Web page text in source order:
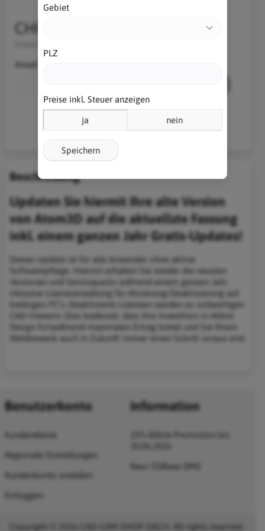
CHF 299.11
Anzahl
Beschreibung
Updaten Sie hiermit Ihre alte Version
von Atom3D auf die aktuellste Fassung
inkl. einem ganzen Jahr Gratis-Updates!
Dieses Update ist für alle Anwender ohne aktive
Softwarepflege. Hiermit erhalten Sie wieder die neusten
Versionen und Servicepacks während einem ganzen Jahr.
Inklusive Lizenzverwaltung für Ativierung/Deaktivierung auf
belibigen PC's. Deaktivierte Lizenzen werden zu vollwertigen
CAD-Viewern. Dies bedeutet, dass Ihre Investition in Alibre
Design fortwährend maximalen Ertrag bietet und Sie Ihrem
Wettbewerb auch in Zukunft immer einen Schritt voraus sind.
Benutzerkonto
Kundendienst
Regionale Einstellungen
Kundenkonto erstellen
Einloggen
Information
25% Alibre-Promotion bis
Neu! ZDBase DMS
Copyright © 2026 CAD-CAM-SHOP DACH. All rights reserved ·
Gebiet
PLZ
Preise inkl. Steuer anzeigen
ja nein
Speichern